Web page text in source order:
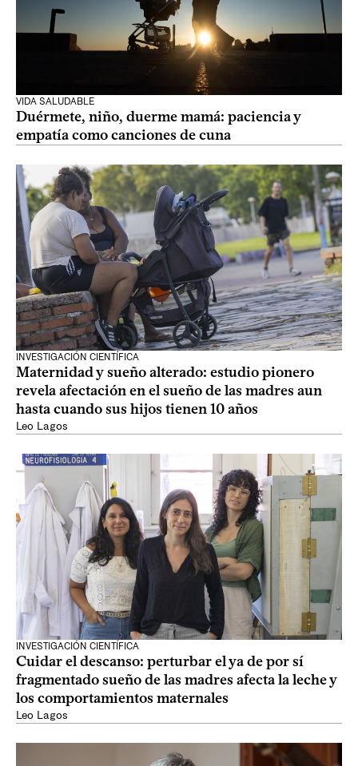
VIDA SALUDABLE
Duérmete, niño, duerme mamá: paciencia y
empatía como canciones de cuna
INVESTIGACIÓN CIENTÍFICA
Maternidad y sueño alterado: estudio pionero
revela afectación en el sueño de las madres aun
hasta cuando sus hijos tienen 10 años
Leo Lagos
INVESTIGACIÓN CIENTÍFICA
Cuidar el descanso: perturbar el ya de por sí
fragmentado sueño de las madres afecta la leche y
los comportamientos maternales
Leo Lagos